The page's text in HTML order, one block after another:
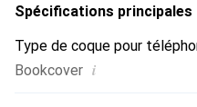
Spécifications principales
Type de coque pour
Bookcover i